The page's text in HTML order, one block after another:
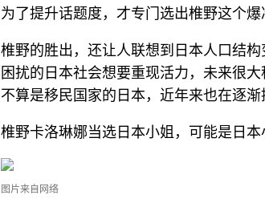
为了提升话题度，才专门选出椎野这个爆
椎野的胜出，还让人联想到日本人口结
困扰的日本社会想要重现活力，未来很
不算是移民国家的日本，近年来也在逐渐
椎野卡洛琳娜当选日本小姐，可能是日本
图片来自网络